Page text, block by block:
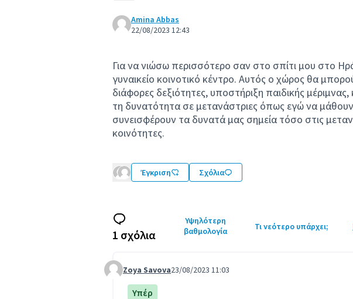
Amina Abbas
22/08/2023 12:43
Για να νιώσω περισσότερο σαν στο σπίτι μου στο
γυναικείο κοινοτικό κέντρο. Αυτός ο χώρος θα
διάφορες δεξιότητες, υποστήριξη παιδικής μέριμνας,
τη δυνατότητα σε μετανάστριες όπως εγώ να
συνεισφέρουν τα δυνατά μας σημεία τόσο στις
κοινότητες.
Έγκριση Σχόλια
1 σχόλια
Υψηλότερη
βαθμολογία
Τι νεότερο υπάρχει;
Comment 6
Zoya Savova23/08/2023 11:03
Υπέρ